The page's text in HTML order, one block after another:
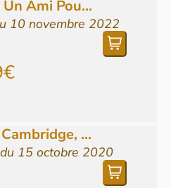
Ami Pou...
10 novembre 2022
...
15 octobre 2020